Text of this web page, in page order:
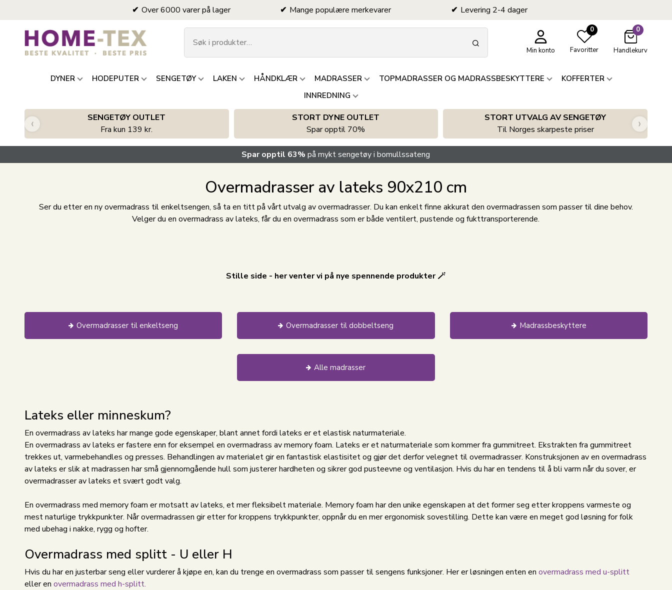
Over 6000 varer på lager Mange populære merkevarer Levering 2-4 dager
Min konto
0
Favoritter
0
Handlekurv
DYNER HODEPUTER SENGETØY LAKEN HÅNDKLÆR MADRASSER TOPMADRASSER OG MADRASSBESKYTTERE
KOFFERTER
INNREDNING
SENGETØY OUTLET
Fra kun 139 kr.
STORT DYNE OUTLET
Spar opptil 70%
STORT UTVALG AV SENGETØY
Til Norges skarpeste priser
‹ ›
Spar opptil 63%på mykt sengetøy i bomullssateng
Overmadrasser av lateks 90x210 cm
Ser du etter en ny overmadrass til enkeltsengen, så ta en titt på vårt utvalg av overmadrasser. Du kan enkelt finne akkurat den overmadrassen som passer til dine behov.
Velger du en overmadrass av lateks, får du en overmadrass som er både ventilert, pustende og fukttransporterende.
Stille side - her venter vi på nye spennende produkter 🪄
Overmadrasser til enkeltseng Overmadrasser til dobbeltseng Madrassbeskyttere
Alle madrasser
Lateks eller minneskum?
En overmadrass av lateks har mange gode egenskaper, blant annet fordi lateks er et elastisk naturmateriale.
En overmadrass av lateks er fastere enn for eksempel en overmadrass av memory foam. Lateks er et naturmateriale som kommer fra gummitreet. Ekstrakten fra gummitreet
trekkes ut, varmebehandles og presses. Behandlingen av materialet gir en fantastisk elastisitet og gjør det derfor velegnet til overmadrasser. Konstruksjonen av en overmadrass
av lateks er slik at madrassen har små gjennomgående hull som justerer hardheten og sikrer god pusteevne og ventilasjon. Hvis du har en tendens til å bli varm når du sover, er
overmadrasser av lateks et svært godt valg.
En overmadrass med memory foam er motsatt av lateks, et mer fleksibelt materiale. Memory foam har den unike egenskapen at det former seg etter kroppens varmeste og
mest naturlige trykkpunkter. Når overmadrassen gir etter for kroppens trykkpunkter, oppnår du en mer ergonomisk sovestilling. Dette kan være en meget god løsning for folk
med ubehag i nakke, rygg og hofter.
Overmadrass med splitt - U eller H
Hvis du har en justerbar seng eller vurderer å kjøpe en, kan du trenge en overmadrass som passer til sengens funksjoner. Her er løsningen enten en overmadrass med u-splitt
eller en overmadrass med h-splitt.